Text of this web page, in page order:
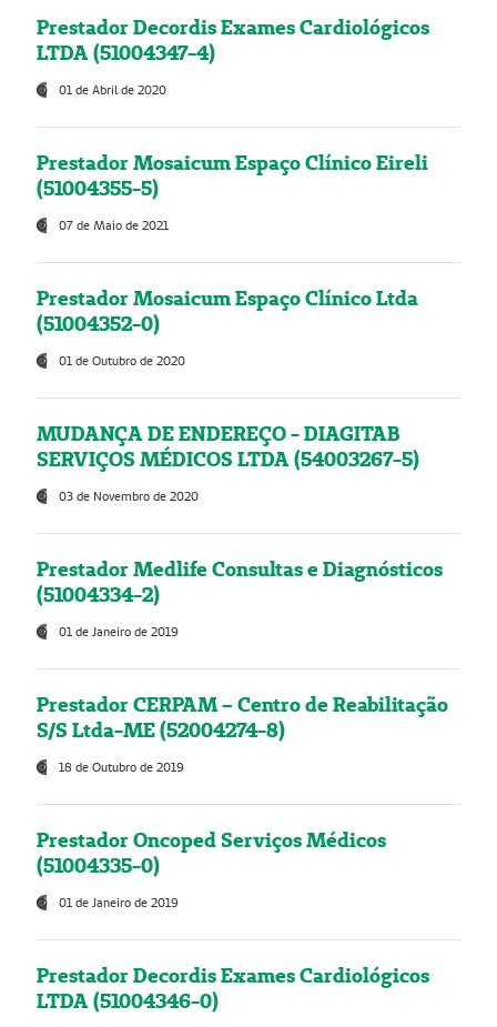
Prestador Decordis Exames Cardiológicos
LTDA (51004347-4)
01 de Abril de 2020
Prestador Mosaicum Espaço Clínico Eireli
(51004355-5)
07 de Maio de 2021
Prestador Mosaicum Espaço Clínico Ltda
(51004352-0)
01 de Outubro de 2020
MUDANÇA DE ENDEREÇO - DIAGITAB
SERVIÇOS MÉDICOS LTDA (54003267-5)
03 de Novembro de 2020
Prestador Medlife Consultas e Diagnósticos
(51004334-2)
01 de Janeiro de 2019
Prestador CERPAM – Centro de Reabilitação
S/S Ltda-ME (52004274-8)
18 de Outubro de 2019
Prestador Oncoped Serviços Médicos
(51004335-0)
01 de Janeiro de 2019
Prestador Decordis Exames Cardiológicos
LTDA (51004346-0)